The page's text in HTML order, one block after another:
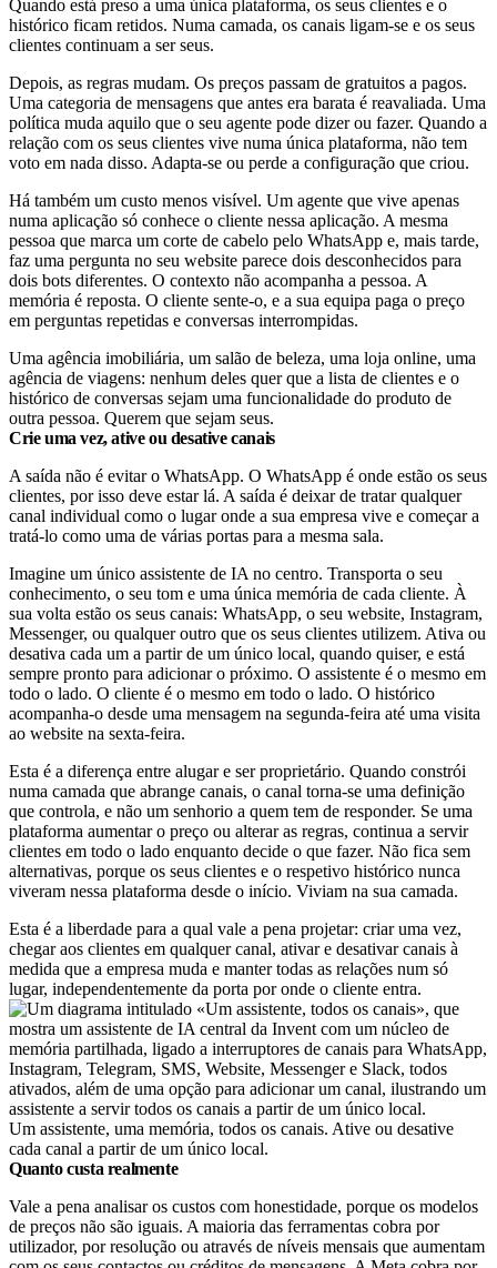
Quando está preso a uma única plataforma, os seus clientes e o
histórico ficam retidos. Numa camada, os canais ligam-se e os seus
clientes continuam a ser seus.
Depois, as regras mudam. Os preços passam de gratuitos a pagos.
Uma categoria de mensagens que antes era barata é reavaliada. Uma
política muda aquilo que o seu agente pode dizer ou fazer. Quando a
relação com os seus clientes vive numa única plataforma, não tem
voto em nada disso. Adapta-se ou perde a configuração que criou.
Há também um custo menos visível. Um agente que vive apenas
numa aplicação só conhece o cliente nessa aplicação. A mesma
pessoa que marca um corte de cabelo pelo WhatsApp e, mais tarde,
faz uma pergunta no seu website parece dois desconhecidos para
dois bots diferentes. O contexto não acompanha a pessoa. A
memória é reposta. O cliente sente-o, e a sua equipa paga o preço
em perguntas repetidas e conversas interrompidas.
Uma agência imobiliária, um salão de beleza, uma loja online, uma
agência de viagens: nenhum deles quer que a lista de clientes e o
histórico de conversas sejam uma funcionalidade do produto de
outra pessoa. Querem que sejam seus.
Crie uma vez, ative ou desative canais
A saída não é evitar o WhatsApp. O WhatsApp é onde estão os seus
clientes, por isso deve estar lá. A saída é deixar de tratar qualquer
canal individual como o lugar onde a sua empresa vive e começar a
tratá-lo como uma de várias portas para a mesma sala.
Imagine um único assistente de IA no centro. Transporta o seu
conhecimento, o seu tom e uma única memória de cada cliente. À
sua volta estão os seus canais: WhatsApp, o seu website, Instagram,
Messenger, ou qualquer outro que os seus clientes utilizem. Ativa ou
desativa cada um a partir de um único local, quando quiser, e está
sempre pronto para adicionar o próximo. O assistente é o mesmo em
todo o lado. O cliente é o mesmo em todo o lado. O histórico
acompanha-o desde uma mensagem na segunda-feira até uma visita
ao website na sexta-feira.
Esta é a diferença entre alugar e ser proprietário. Quando constrói
numa camada que abrange canais, o canal torna-se uma definição
que controla, e não um senhorio a quem tem de responder. Se uma
plataforma aumentar o preço ou alterar as regras, continua a servir
clientes em todo o lado enquanto decide o que fazer. Não fica sem
alternativas, porque os seus clientes e o respetivo histórico nunca
viveram nessa plataforma desde o início. Viviam na sua camada.
Esta é a liberdade para a qual vale a pena projetar: criar uma vez,
chegar aos clientes em qualquer canal, ativar e desativar canais à
medida que a empresa muda e manter todas as relações num só
lugar, independentemente da porta por onde o cliente entra.
Um assistente, uma memória, todos os canais. Ative ou desative
cada canal a partir de um único local.
Quanto custa realmente
Vale a pena analisar os custos com honestidade, porque os modelos
de preços não são iguais. A maioria das ferramentas cobra por
utilizador, por resolução ou através de níveis mensais que aumentam